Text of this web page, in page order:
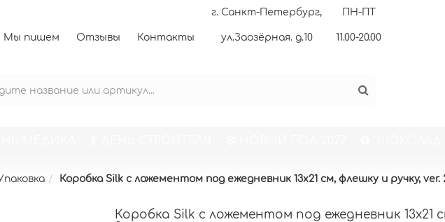
Мы пишем Отзывы Контакты
г. Санкт-Петербург,
ул.Заозёрная. д.10
ПН-ПТ
11.00-20.00
Коробка Silk с ложементом под ежедневник 13x21 см, флешку и ручку, ver.
Коробка Silk с ложементом под ежедневник 13x21